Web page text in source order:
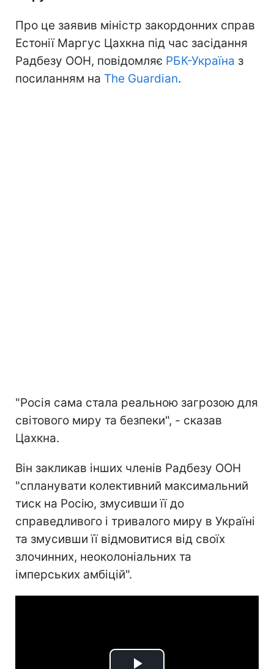
Про це заявив міністр закордонних справ
Естонії Маргус Цахкна під час засідання
Радбезу ООН, повідомляє РБК-Україна з
посиланням на The Guardian.
"Росія сама стала реальною загрозою для
світового миру та безпеки", - сказав
Цахкна.
Він закликав інших членів Радбезу ООН
"спланувати колективний максимальний
тиск на Росію, змусивши її до
справедливого і тривалого миру в Україні
та змусивши її відмовитися від своїх
злочинних, неоколоніальних та
імперських амбіцій".